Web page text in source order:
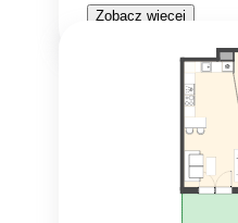
Zobacz więcej